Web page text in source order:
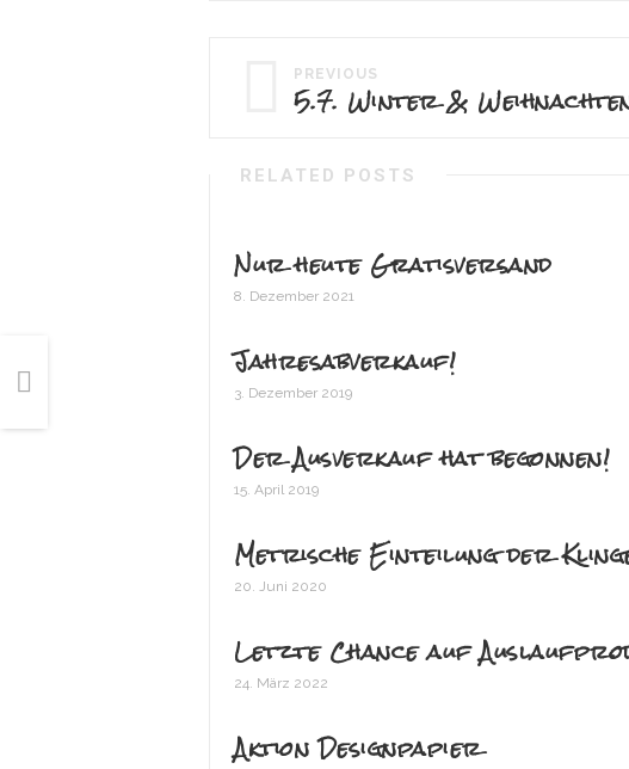
PREVIOUS
5.7. Winter &
RELATED POSTS
Nur heute Gratisversand
8. Dezember 2021
Jahresabverkauf!
3. Dezember 2019
Der Ausverkauf hat begonnen!
15. April 2019
Metrische Einteilung der
20. Juni 2020
Letzte Chance auf
24. März 2022
Aktion Designpapier